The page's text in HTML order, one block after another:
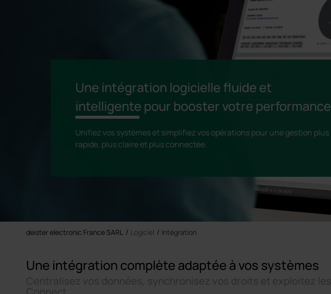
Une intégration logicielle fluide et
intelligente pour booster votre performance
Unifiez vos systèmes et simplifiez vos opérations pour une gestion plus
rapide, plus claire et plus connectée.
deister electronic France SARL Logiciel Intégration
Une intégration complète adaptée à vos systèmes